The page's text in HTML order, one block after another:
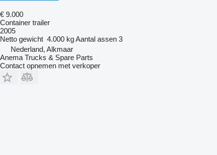
€ 9.000
Container trailer
2005
Netto gewicht 4.000 kgAantal assen 3
Nederland, Alkmaar
Anema Trucks & Spare Parts
Contact opnemen met verkoper